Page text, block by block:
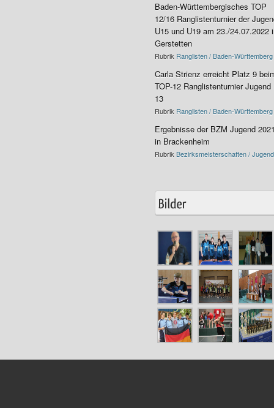
Baden-Württembergisches TOP
12/16 Ranglistenturnier der
U15 und U19 am 23./24.07.2022
Gerstetten
Rubrik Ranglisten / Baden-Württemberg
Carla Strienz erreicht Platz 9
TOP-12 Ranglistenturnier Jugend
13
Rubrik Ranglisten / Baden-Württemberg
Ergebnisse der BZM Jugend
in Brackenheim
RubrikBezirksmeisterschaften / Jugend